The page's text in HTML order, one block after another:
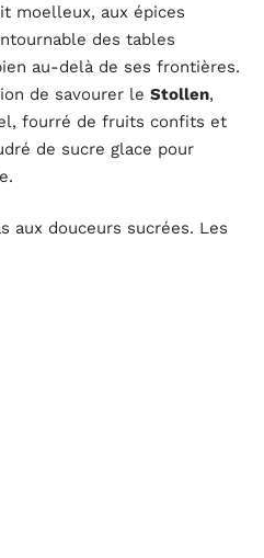
moelleux, aux épices
des tables
au-delà de ses frontières.
de savourer le Stollen,
fourré de fruits confits et
de sucre glace pour
aux douceurs sucrées. Les